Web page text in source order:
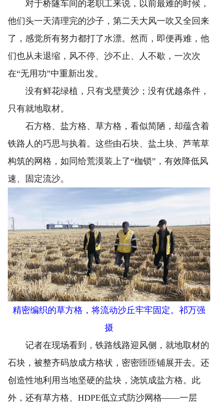
对于桥隧车间的老职工来说，以前最难的时候，
他们头一天清理完的沙子，第二天大风一吹又全回来
了，感觉所有努力都打了水漂。然而，即便再难，他
们也从未退缩，风不停、沙不止、人不歇，一次次
在“无用功”中重新出发。
没有鲜花绿植，只有戈壁黄沙；没有优越条件，
只有就地取材。
石方格、盐方格、草方格，看似简陋，却蕴含着
铁路人的巧思与执着。这些由石块、盐土块、芦苇草
构筑的网格，如同给荒漠装上了“枷锁”，有效降低风
速、固定流沙。
精密编织的草方格，将流动沙丘牢牢固定。祁万强
摄
记者在现场看到，铁路线路迎风侧，就地取材的
石块，被整齐码放成方格状，密密匝匝铺展开去。还
创造性地利用当地坚硬的盐块，浇筑成盐方格。此
外，还有草方格、HDPE低立式防沙网格——一层